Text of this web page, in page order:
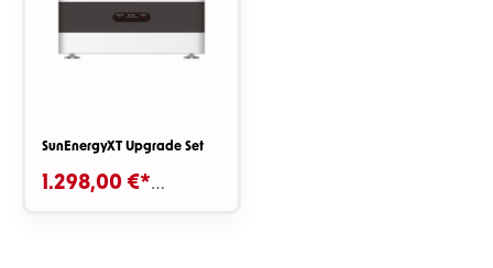
SunEnergyXT Upgrade Set
1.298,00 €*